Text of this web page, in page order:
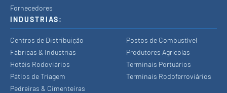
Fornecedores
INDUSTRIAS:
Centros de Distribuição
Fábricas & Industrias
Hotéis Rodoviários
Pátios de Triagem
Pedreiras & Cimenteiras
Postos de Combustível
Produtores Agrícolas
Terminais Portuários
Terminais Rodoferroviários